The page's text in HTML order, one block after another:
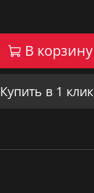
В корзину
Купить в 1 клик